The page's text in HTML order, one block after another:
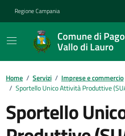
Regione Campania
Comune di
Vallo di Lauro
Home / Servizi / Imprese e commercio
/ Sportello Unico Attività Produttive
Sportello